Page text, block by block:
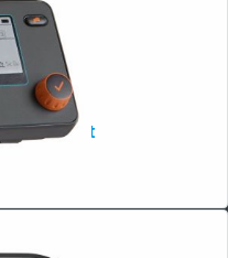
Gardena Bewässerungssteuerung Select